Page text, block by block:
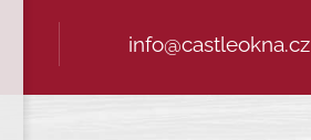
info@castleokna.cz